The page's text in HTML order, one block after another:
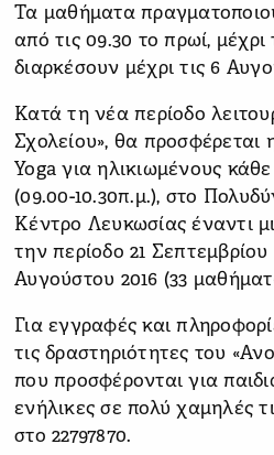
Τα μαθήματα
από τις 09.30 το πρωί, μέχρι
διαρκέσουν μέχρι τις 6
Κατά τη νέα περίοδο
Σχολείου», θα προσφέρεται
Yoga για ηλικιωμένους
(09.00-10.30π.μ.), στο
Κέντρο Λευκωσίας έναντι
την περίοδο 21 Σεπτεμβρίου
Αυγούστου 2016 (33
Για εγγραφές και
τις δραστηριότητες του
που προσφέρονται για
ενήλικες σε πολύ χαμηλές
στο 22797870.